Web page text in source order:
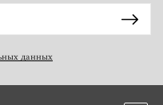
данных